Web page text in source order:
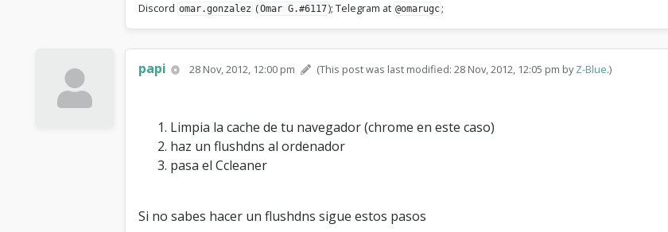
Discord omar.gonzalez (Omar G.#6117); Telegram at @omarugc ;
papi 28 Nov, 2012, 12:00 pm (This post was last modified: 28 Nov, 2012, 12:05 pm byZ-Blue.)
Limpia la cache de tu navegador (chrome en este caso)
haz un flushdns al ordenador
pasa el Ccleaner
Si no sabes hacer un flushdns sigue estos pasos